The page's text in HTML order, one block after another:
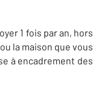
1 fois par an, hors
la maison que vous
à encadrement des